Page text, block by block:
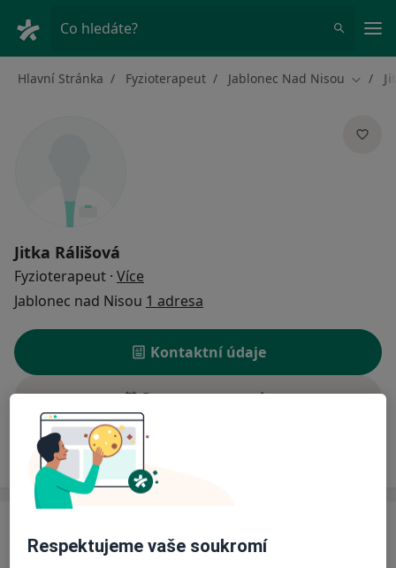
Co hledáte?
Hlavní Stránka Fyzioterapeut Jablonec Nad Nisou Změna
Jitka Rálišová
Fyzioterapeut · Více
Jablonec nad Nisou 1 adresa
Kontaktní údaje
Rezervovat termín
Ceník
Respektujeme vaše soukromí